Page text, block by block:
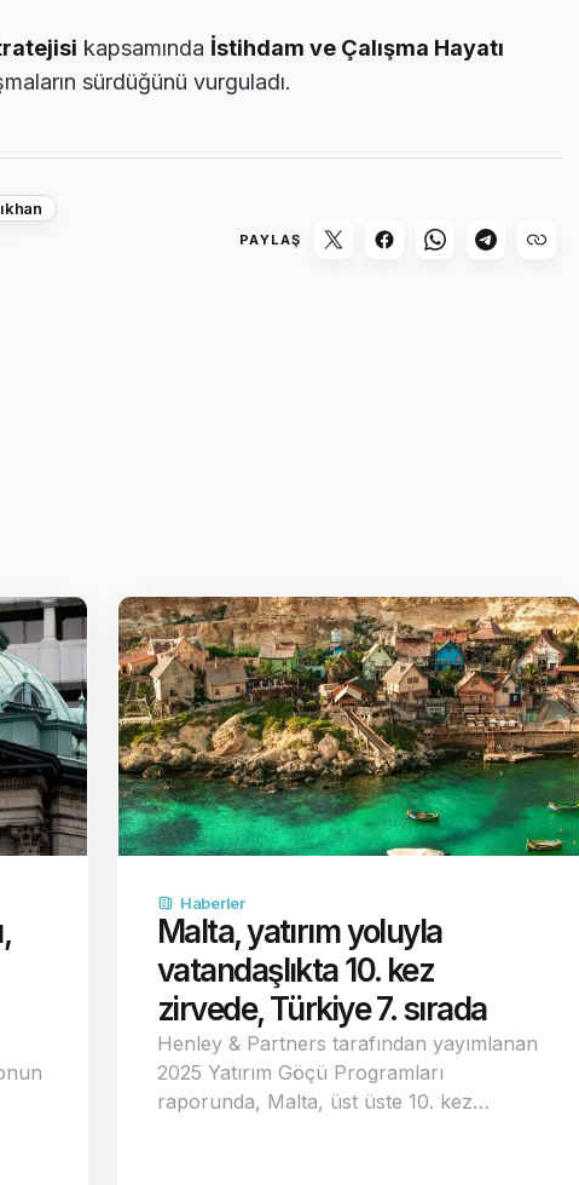
kapsamında İstihdam ve Çalışma Hayatı
sürdüğünü vurguladı.
PAYLAŞ
Haberler
Malta, yatırım yoluyla
vatandaşlıkta 10. kez
zirvede, Türkiye 7. sırada
Henley & Partners tarafından yayımlanan
2025 Yatırım Göçü Programları
raporunda, Malta, üst üste 10. kez…